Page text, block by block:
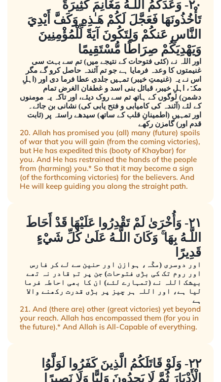
٢٠- وَعَدَكُمُ اللَّـهُ مَغَانِمَ كَثِيرَةً
تَأْخُذُونَهَا فَعَجَّلَ لَكُمْ هَـٰذِهِ وَكَفَّ أَيْدِيَ
النَّاسِ عَنكُمْ وَلِتَكُونَ آيَةً لِّلْمُؤْمِنِينَ
وَيَهْدِيَكُمْ صِرَاطًا مُّسْتَقِيمًا
اور اللہ نے (کئی فتوحات کے نتیجے میں) تم سے بہت سی
غنیمتوں کا وعدہ فرمایا ہے جو تم آئندہ حاصل کرو گے مگر
اس نے یہ (غنیمتِ خیبر) تمہیں جلدی عطا فرما دی اور (اہلِ
مکہّ، اہلِ خیبر، قبائل بنی اسد و غطفان الغرض تمام
دشمن) لوگوں کے ہاتھ تم سے روک دیئے، اور تاکہ یہ مومنوں
کے لئے (آئندہ کی کامیابی و فتح یابی کی) نشانی بن جائے۔
اور تمہیں (اطمینانِ قلب کے ساتھ) سیدھے راستہ پر (ثابت
قدم اور) گامزن رکھے
20. Allah has promised you (all) many (future) spoils
of war that you will gain (from the coming victories),
but He has expedited this (booty of Khaybar) for
you. And He has restrained the hands of the people
from (harming) you.* So that it may become a sign
(of the forthcoming victories) for the believers. And
He will keep guiding you along the straight path.
٢١- وَأُخْرَىٰ لَمْ تَقْدِرُوا عَلَيْهَا قَدْ أَحَاطَ
اللَّـهُ بِهَا ۚ وَكَانَ اللَّـهُ عَلَىٰ كُلِّ شَيْءٍ
قَدِيرًا
اور دوسری (مکّہ، ہوازن اور حنین سے لے کر فارس
اور روم تک کی بڑی فتوحات) جن پر تم قادر نہ تھے
بیشک اللہ نے (تمہارے لئے) ان کا بھی احاطہ فرما
لیا ہے، اور اللہ ہر چیز پر بڑی قدرت رکھنے والا
ہے
21. And (there are) other (great victories) yet beyond
your reach. Allah has encompassed them (for you in
the future).* And Allah is All-Capable of everything.
٢٢- وَلَوْ قَاتَلَكُمُ الَّذِينَ كَفَرُوا لَوَلَّوُا
الْأَدْبَارَ ثُمَّ لَا يَجِدُونَ وَلِيًّا وَلَا نَصِيرًا